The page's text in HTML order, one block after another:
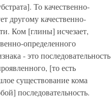
То качественно-
другому качественно-
Ком [глины] исчезает,
определенного
- это последовательность
[то есть
существование кома
последовательность.